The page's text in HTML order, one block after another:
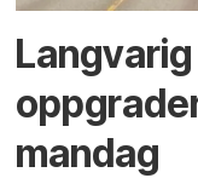
mandag